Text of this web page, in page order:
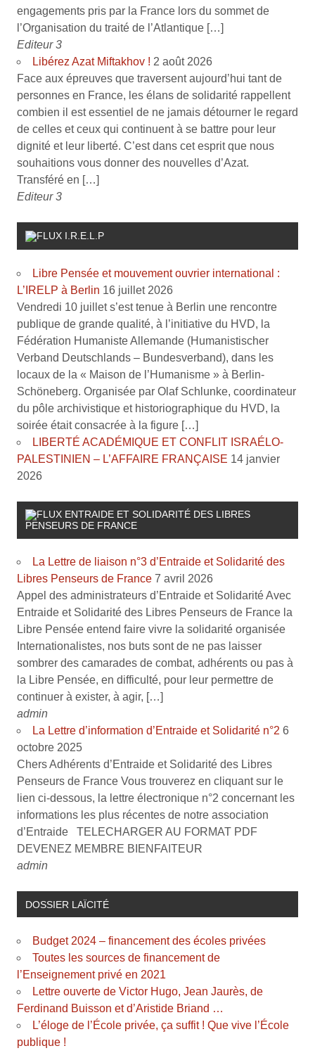
engagements pris par la France lors du sommet de
l’Organisation du traité de l’Atlantique […]
Editeur 3
Libérez Azat Miftakhov ! 2 août 2026
Face aux épreuves que traversent aujourd’hui tant de
personnes en France, les élans de solidarité rappellent
combien il est essentiel de ne jamais détourner le regard
de celles et ceux qui continuent à se battre pour leur
dignité et leur liberté. C’est dans cet esprit que nous
souhaitions vous donner des nouvelles d’Azat.
Transféré en […]
Editeur 3
I.R.E.L.P
Libre Pensée et mouvement ouvrier international :
L’IRELP à Berlin 16 juillet 2026
Vendredi 10 juillet s’est tenue à Berlin une rencontre
publique de grande qualité, à l’initiative du HVD, la
Fédération Humaniste Allemande (Humanistischer
Verband Deutschlands – Bundesverband), dans les
locaux de la « Maison de l’Humanisme » à Berlin-
Schöneberg. Organisée par Olaf Schlunke, coordinateur
du pôle archivistique et historiographique du HVD, la
soirée était consacrée à la figure […]
LIBERTÉ ACADÉMIQUE ET CONFLIT ISRAÉLO-
PALESTINIEN – L’AFFAIRE FRANÇAISE 14 janvier
2026
ENTRAIDE ET SOLIDARITÉ DES LIBRES
PENSEURS DE FRANCE
La Lettre de liaison n°3 d’Entraide et Solidarité des
Libres Penseurs de France 7 avril 2026
Appel des administrateurs d’Entraide et Solidarité Avec
Entraide et Solidarité des Libres Penseurs de France la
Libre Pensée entend faire vivre la solidarité organisée
Internationalistes, nos buts sont de ne pas laisser
sombrer des camarades de combat, adhérents ou pas à
la Libre Pensée, en difficulté, pour leur permettre de
continuer à exister, à agir, […]
admin
La Lettre d’information d’Entraide et Solidarité n°2 6
octobre 2025
Chers Adhérents d’Entraide et Solidarité des Libres
Penseurs de France Vous trouverez en cliquant sur le
lien ci-dessous, la lettre électronique n°2 concernant les
informations les plus récentes de notre association
d’Entraide TELECHARGER AU FORMAT PDF
DEVENEZ MEMBRE BIENFAITEUR
admin
DOSSIER LAÏCITÉ
Budget 2024 – financement des écoles privées
Toutes les sources de financement de
l’Enseignement privé en 2021
Lettre ouverte de Victor Hugo, Jean Jaurès, de
Ferdinand Buisson et d’Aristide Briand …
L’éloge de l’École privée, ça suffit ! Que vive l’École
publique !